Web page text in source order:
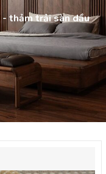
- thảm trải sàn dầu